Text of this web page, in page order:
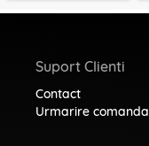
Suport Clienti
Contact
Urmarire comanda